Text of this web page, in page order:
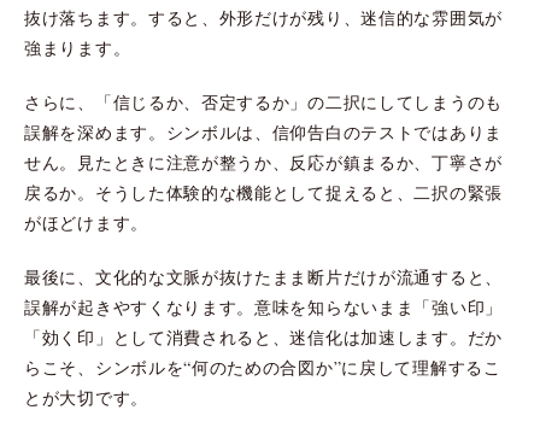
抜け落ちます。すると、外形だけが残り、迷信的な雰囲気が
強まります。
さらに、「信じるか、否定するか」の二択にしてしまうのも
誤解を深めます。シンボルは、信仰告白のテストではありま
せん。見たときに注意が整うか、反応が鎮まるか、丁寧さが
戻るか。そうした体験的な機能として捉えると、二択の緊張
がほどけます。
最後に、文化的な文脈が抜けたまま断片だけが流通すると、
誤解が起きやすくなります。意味を知らないまま「強い印」
「効く印」として消費されると、迷信化は加速します。だか
らこそ、シンボルを“何のための合図か”に戻して理解するこ
とが大切です。